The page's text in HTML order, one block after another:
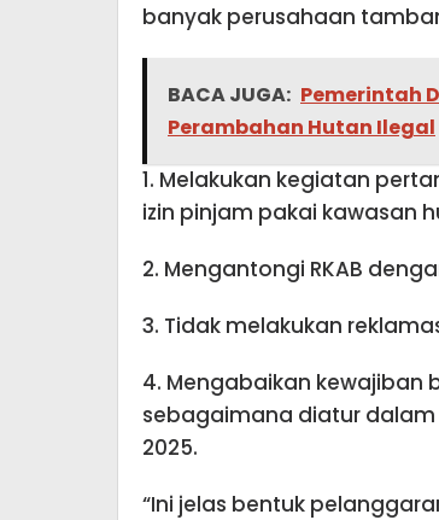
banyak perusahaan
BACA JUGA: Pemerintah
Perambahan Hutan Ilegal
1. Melakukan kegiatan
izin pinjam pakai kawasan
2. Mengantongi RKAB
3. Tidak melakukan
4. Mengabaikan kewajiban
sebagaimana diatur dalam
2025.
“Ini jelas bentuk